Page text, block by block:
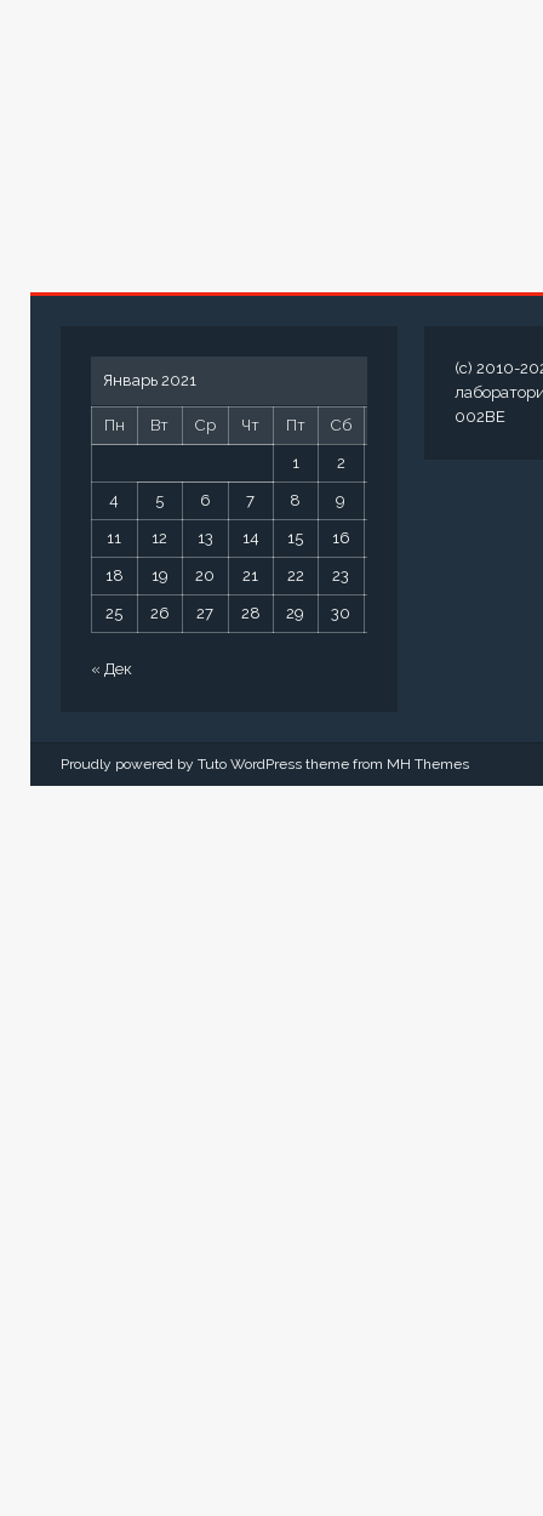
Январь 2021
Пн Вт Ср Чт Пт Сб
1 2
4 5 6 7 8 9
11 12 13 14 15 16
18 19 20 21 22 23
25 26 27 28 29 30
« Дек
(c) 2010-
002BE
Proudly powered by Tuto WordPress theme from MH Themes